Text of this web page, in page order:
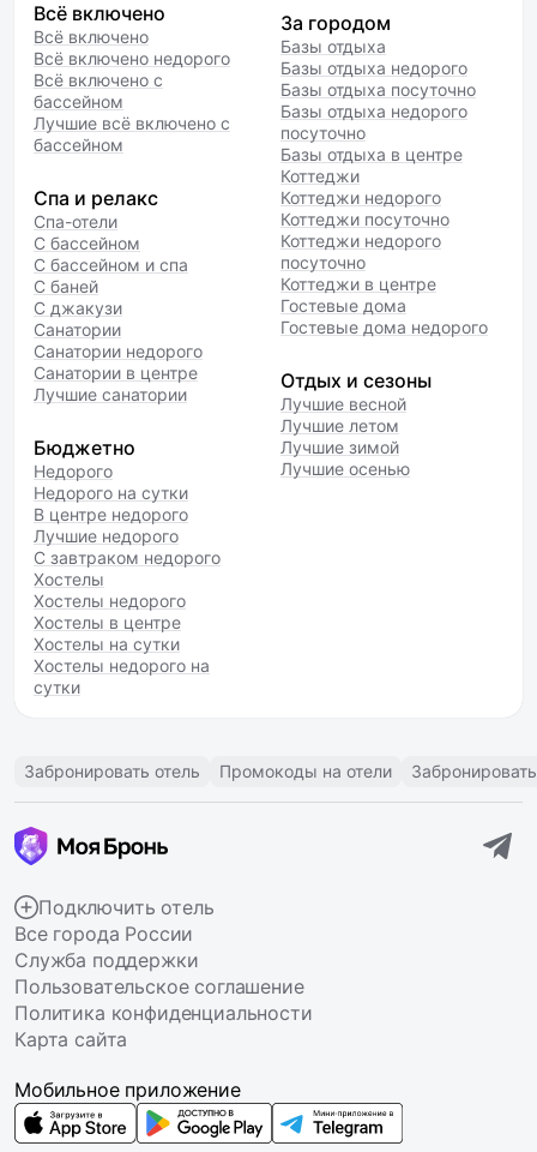
Всё включено
Всё включено
Всё включено недорого
Всё включено с
бассейном
Лучшие всё включено с
бассейном
Спа и релакс
Спа-отели
С бассейном
С бассейном и спа
С баней
С джакузи
Санатории
Санатории недорого
Санатории в центре
Лучшие санатории
Бюджетно
Недорого
Недорого на сутки
В центре недорого
Лучшие недорого
С завтраком недорого
Хостелы
Хостелы недорого
Хостелы в центре
Хостелы на сутки
Хостелы недорого на
сутки
За городом
Базы отдыха
Базы отдыха недорого
Базы отдыха посуточно
Базы отдыха недорого
посуточно
Базы отдыха в центре
Коттеджи
Коттеджи недорого
Коттеджи посуточно
Коттеджи недорого
посуточно
Коттеджи в центре
Гостевые дома
Гостевые дома недорого
Отдых и сезоны
Лучшие весной
Лучшие летом
Лучшие зимой
Лучшие осенью
Забронировать отель Промокоды на отели
Подключить отель
Все города России
Служба поддержки
Пользовательское соглашение
Политика конфиденциальности
Карта сайта
Мобильное приложение